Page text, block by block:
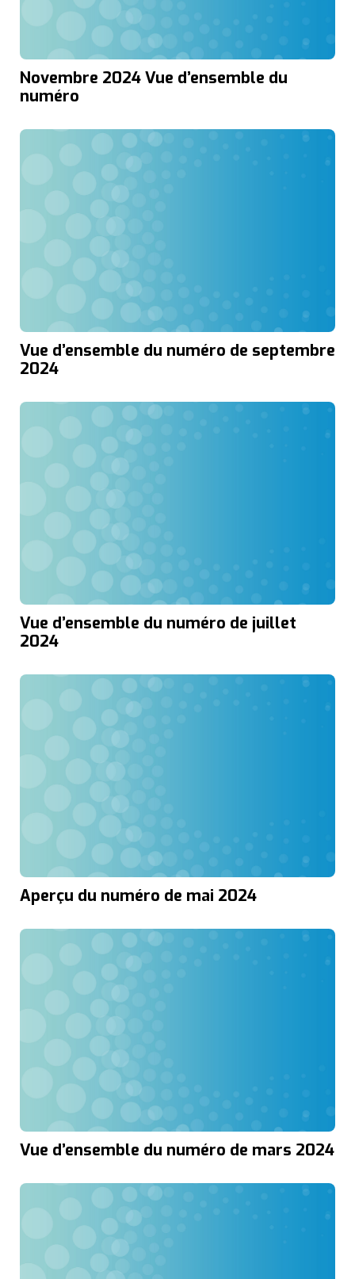
Novembre 2024 Vue d’ensemble du
numéro
Vue d’ensemble du numéro de septembre
2024
Vue d’ensemble du numéro de juillet
2024
Aperçu du numéro de mai 2024
Vue d’ensemble du numéro de mars 2024